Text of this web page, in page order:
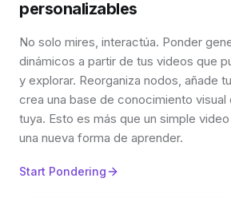
personalizables
No solo mires, interactúa. Ponder
dinámicos a partir de tus videos que
y explorar. Reorganiza nodos, añade
crea una base de conocimiento visual
tuya. Esto es más que un simple
una nueva forma de aprender.
Start Pondering